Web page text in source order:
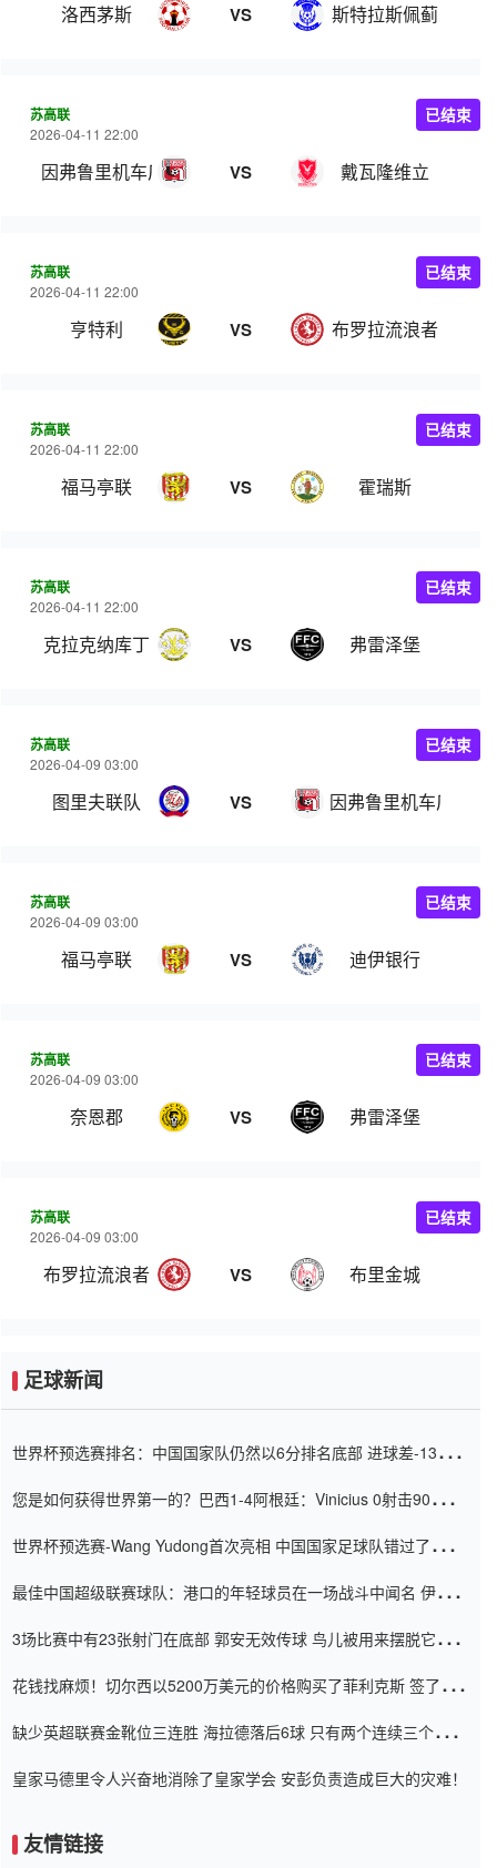
洛西茅斯 VS 斯特拉斯佩蓟
苏高联
2026-04-11 22:00
因弗鲁里机车厂 VS 戴瓦隆维立
已结束
苏高联
2026-04-11 22:00
亨特利 VS 布罗拉流浪者
已结束
苏高联
2026-04-11 22:00
福马亭联 VS 霍瑞斯
已结束
苏高联
2026-04-11 22:00
克拉克纳库丁 VS 弗雷泽堡
已结束
苏高联
2026-04-09 03:00
图里夫联队 VS 因弗鲁里机车厂
已结束
苏高联
2026-04-09 03:00
福马亭联 VS 迪伊银行
已结束
苏高联
2026-04-09 03:00
奈恩郡 VS 弗雷泽堡
已结束
苏高联
2026-04-09 03:00
布罗拉流浪者 VS 布里金城
已结束
足球新闻
世界杯预选赛排名：中国国家队仍然以6分排名底部 进球差-13令人
您是如何获得世界第一的？巴西1-4阿根廷：Vinicius 0射击90分钟
世界杯预选赛-Wang Yudong首次亮相 中国国家足球队错过了世界
最佳中国超级联赛球队：港口的年轻球员在一场战斗中闻名 伊万放
3场比赛中有23张射门在底部 郭安无效传球 鸟儿被用来摆脱它
花钱找麻烦！切尔西以5200万美元的价格购买了菲利克斯 签了7年
缺少英超联赛金靴位三连胜 海拉德落后6球 只有两个连续三个连续
皇家马德里令人兴奋地消除了皇家学会 安彭负责造成巨大的灾难！
友情链接